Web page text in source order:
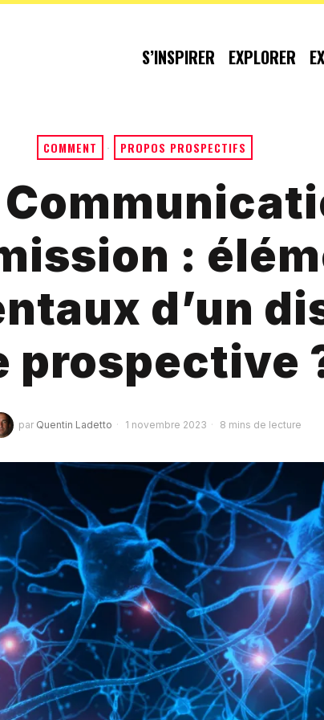
S’INSPIRER EXPLORER
COMMENT · PROPOS PROSPECTIFS
:
d’un
prospective
par Quentin Ladetto 1 novembre 2023 8 mins de lecture